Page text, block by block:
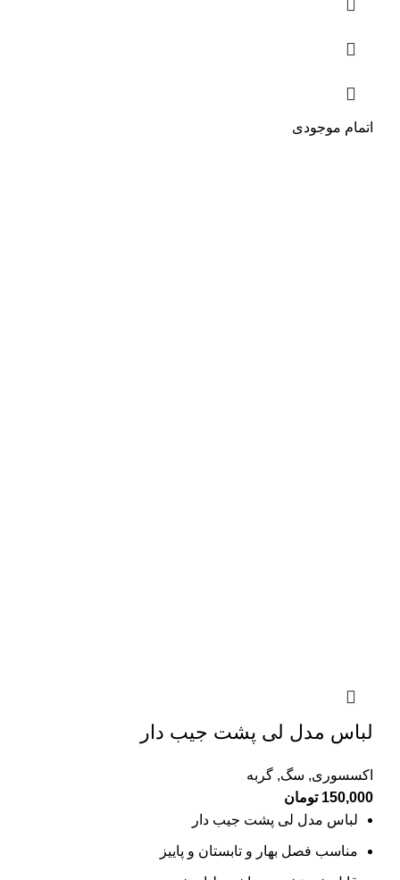
اتمام موجودی
لباس مدل لی پشت جیب دار
اکسسوری, سگ, گربه
150,000 تومان
لباس مدل لی پشت جیب دار
مناسب فصل بهار و تابستان و پاییز